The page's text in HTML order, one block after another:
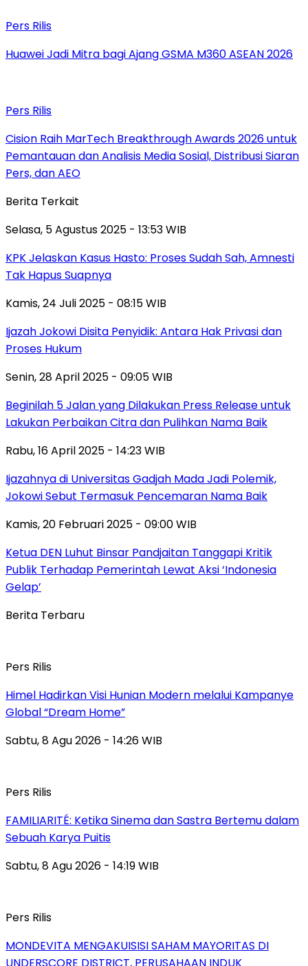
Pers Rilis
Huawei Jadi Mitra bagi Ajang GSMA M360 ASEAN 2026
Pers Rilis
Cision Raih MarTech Breakthrough Awards 2026 untuk
Pemantauan dan Analisis Media Sosial, Distribusi Siaran
Pers, dan AEO
Berita Terkait
Selasa, 5 Agustus 2025 - 13:53 WIB
KPK Jelaskan Kasus Hasto: Proses Sudah Sah, Amnesti
Tak Hapus Suapnya
Kamis, 24 Juli 2025 - 08:15 WIB
Ijazah Jokowi Disita Penyidik: Antara Hak Privasi dan
Proses Hukum
Senin, 28 April 2025 - 09:05 WIB
Beginilah 5 Jalan yang Dilakukan Press Release untuk
Lakukan Perbaikan Citra dan Pulihkan Nama Baik
Rabu, 16 April 2025 - 14:23 WIB
Ijazahnya di Universitas Gadjah Mada Jadi Polemik,
Jokowi Sebut Termasuk Pencemaran Nama Baik
Kamis, 20 Februari 2025 - 09:00 WIB
Ketua DEN Luhut Binsar Pandjaitan Tanggapi Kritik
Publik Terhadap Pemerintah Lewat Aksi ‘Indonesia
Gelap’
Berita Terbaru
Pers Rilis
Himel Hadirkan Visi Hunian Modern melalui Kampanye
Global “Dream Home”
Sabtu, 8 Agu 2026 - 14:26 WIB
Pers Rilis
FAMILIARITÉ: Ketika Sinema dan Sastra Bertemu dalam
Sebuah Karya Puitis
Sabtu, 8 Agu 2026 - 14:19 WIB
Pers Rilis
MONDEVITA MENGAKUISISI SAHAM MAYORITAS DI